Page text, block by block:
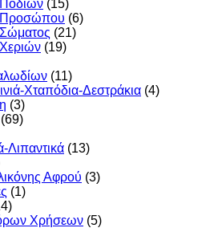
(15)
Προσώπου (6)
(21)
(19)
(11)
Χταπόδια-Δεστράκια (4)
(3)
(69)
Λιπαντικά (13)
Αφρού (3)
(1)
Χρήσεων (5)